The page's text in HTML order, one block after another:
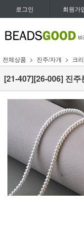
로그인 회원가
전체상품 진주/자개 크
[21-407][26-006] 진